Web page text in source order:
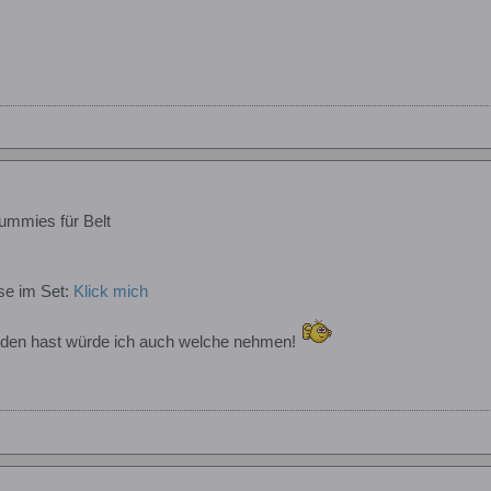
für Belt
im Set: Klick mich
hast würde ich auch welche nehmen!